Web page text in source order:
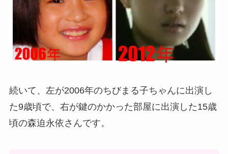
続いて、左が2006年のちびまる子ちゃんに出演し
た9歳頃で、右が鍵のかかった部屋に出演した15歳
頃の森迫永依さんです。